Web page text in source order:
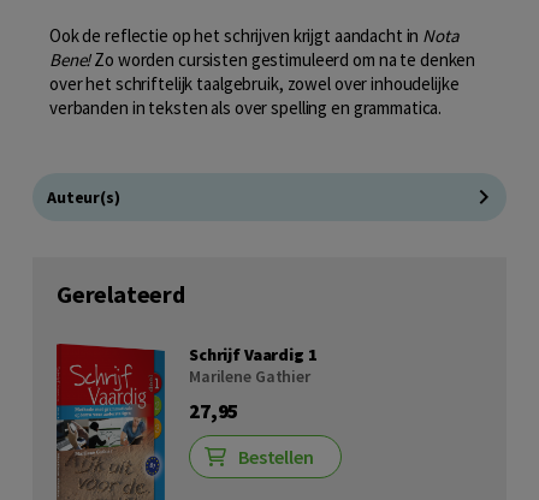
Ook de reflectie op het schrijven krijgt aandacht in Nota
Bene!Zo worden cursisten gestimuleerd om na te denken
over het schriftelijk taalgebruik, zowel over inhoudelijke
verbanden in teksten als over spelling en grammatica.
Auteur(s)
Gerelateerd
Schrijf Vaardig 1
Marilene Gathier
27,95
Bestellen